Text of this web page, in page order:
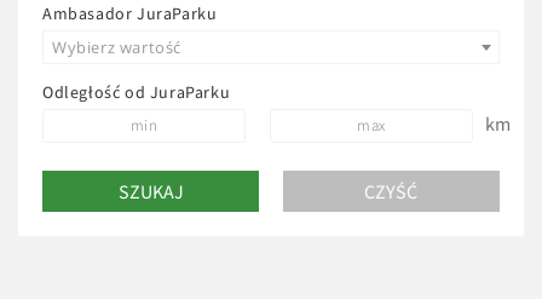
Ambasador JuraParku
Wybierz wartość
Odległość od JuraParku
km